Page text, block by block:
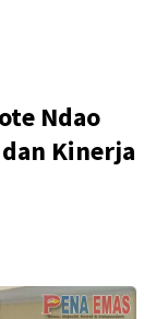
Ndao
Kinerja